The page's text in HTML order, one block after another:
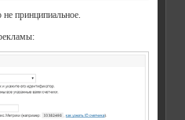
принципиальное.